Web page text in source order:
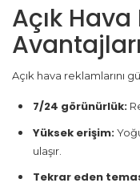
Açık Hava
Avantajları
Açık hava reklamlarını
7/24 görünürlük:
Yüksek erişim:
ulaşır.
Tekrar eden